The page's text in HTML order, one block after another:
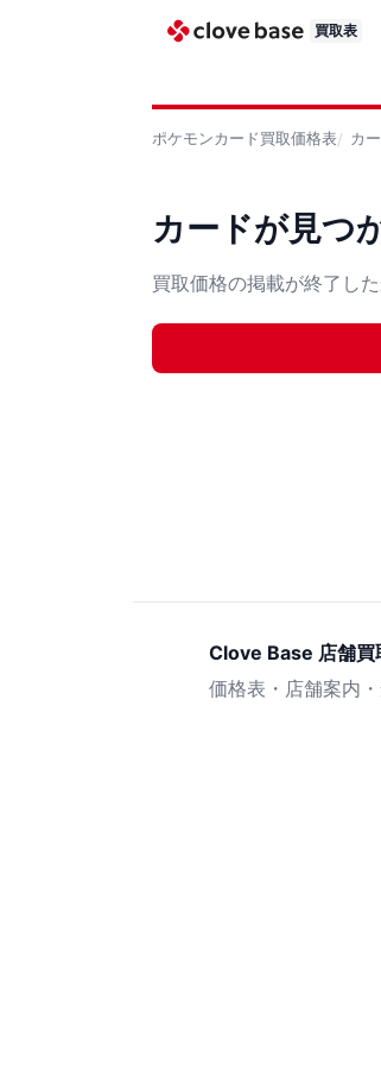
買取表
ポケモンカード買取価格表 カ
カードが見つ
買取価格の掲載が終了し
Clove Base 店舗買
価格表・店舗案内